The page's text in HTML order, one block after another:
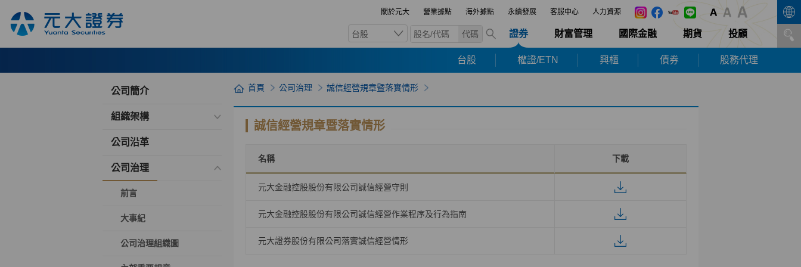
關於元大 營業據點 海外據點 永續發展 客服中心 人力資源
台股 代碼 證券 財富管理 國際金融 期貨 投顧
台股 權證/ETN 興櫃 債券 股務代理
公司簡介
組織架構
公司沿革
公司治理
前言
大事紀
公司治理組織圖
首頁 公司治理 誠信經營規章暨落實情形
誠信經營規章暨落實情形
名稱 下載
元大金融控股股份有限公司誠信經營守則
元大金融控股股份有限公司誠信經營作業程序及行為指南
元大證券股份有限公司落實誠信經營情形